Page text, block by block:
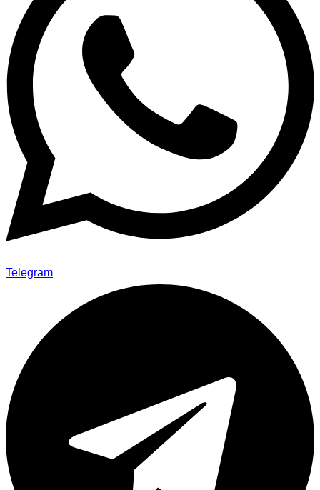
Telegram